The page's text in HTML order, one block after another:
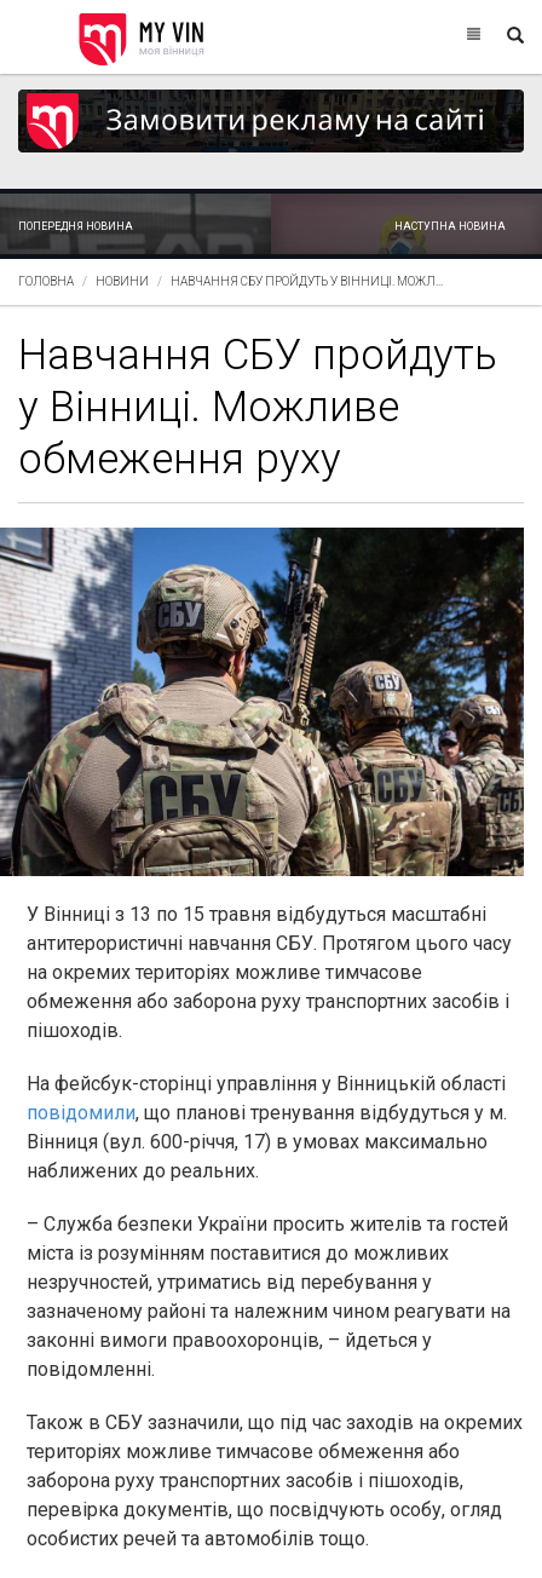
ПОПЕРЕДНЯ НОВИНА НАСТУПНА НОВИНА
ГОЛОВНА НОВИНИ НАВЧАННЯ СБУ ПРОЙДУТЬ У ВІННИЦІ. МОЖЛ...
Навчання СБУ пройдуть
у Вінниці. Можливе
обмеження руху
У Вінниці з 13 по 15 травня відбудуться масштабні
антитерористичні навчання СБУ. Протягом цього часу
на окремих територіях можливе тимчасове
обмеження або заборона руху транспортних засобів і
пішоходів.
На фейсбук-сторінці управління у Вінницькій області
повідомили, що планові тренування відбудуться у м.
Вінниця (вул. 600-річчя, 17) в умовах максимально
наближених до реальних.
– Служба безпеки України просить жителів та гостей
міста із розумінням поставитися до можливих
незручностей, утриматись від перебування у
зазначеному районі та належним чином реагувати на
законні вимоги правоохоронців, – йдеться у
повідомленні.
Також в СБУ зазначили, що під час заходів на окремих
територіях можливе тимчасове обмеження або
заборона руху транспортних засобів і пішоходів,
перевірка документів, що посвідчують особу, огляд
особистих речей та автомобілів тощо.